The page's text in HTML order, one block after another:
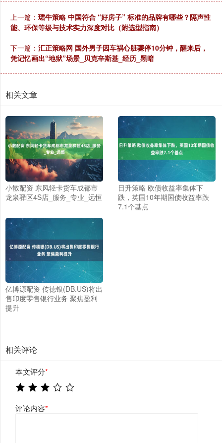
上一篇： 珺牛策略 中国符合 “好房子” 标准的品牌有哪些？隔声性
能、环保等级与技术实力深度对比（附选型指南）
下一篇： 汇正策略网 国外男子因车祸心脏骤停10分钟，醒来后，
凭记忆画出“地狱”场景_贝克辛斯基_经历_黑暗
相关文章
小散配资 东风轻卡货车成都市
龙泉驿区4S店_服务_专业_远恒
日升策略 欧债收益率集体下
跌，英国10年期国债收益率跌
7.1个基点
亿博源配资 传德银(DB.US)将出
售印度零售银行业务 聚焦盈利
提升
相关评论
本文评分*
评论内容*